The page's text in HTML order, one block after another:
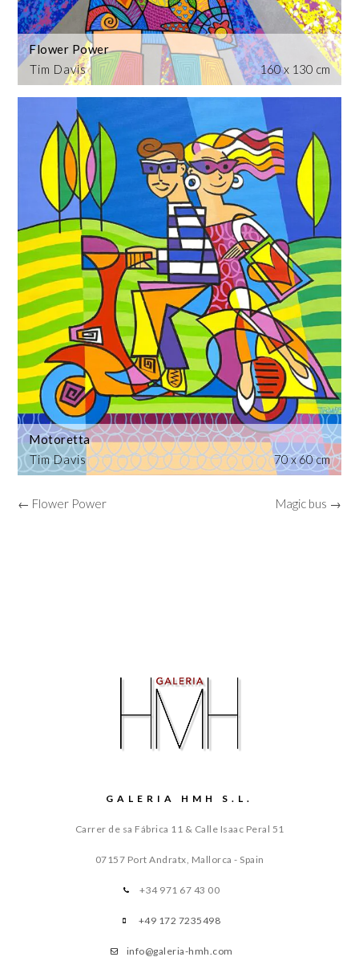
Tim Davis
Flower Power
160 x 130 cm
Tim Davis
Motoretta
70 x 60 cm
← Flower Power Magic bus →
GALERIA HMH S.L.
Carrer de sa Fábrica 11 & Calle Isaac Peral 51
07157 Port Andratx, Mallorca - Spain
+34 971 67 43 00
+49 172 7235498
info@galeria-hmh.com